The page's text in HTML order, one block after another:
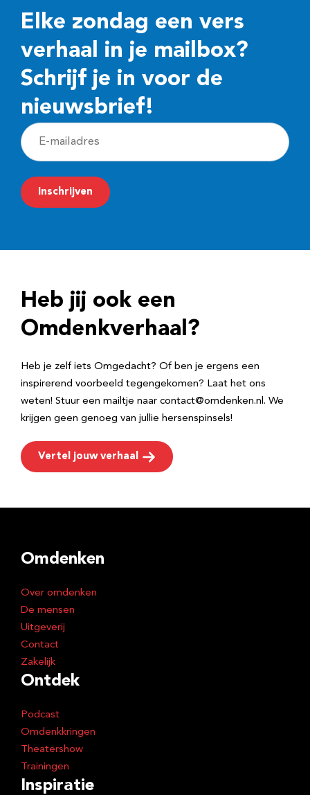
Elke zondag een vers
verhaal in je mailbox?
Schrijf je in voor de
nieuwsbrief!
E
-
m
a
r
e
Inschrijven
Heb jij ook een
Omdenkverhaal?
Heb je zelf iets Omgedacht? Of ben je ergens een
inspirerend voorbeeld tegengekomen? Laat het ons
weten! Stuur een mailtje naar contact@omdenken.nl. We
krijgen geen genoeg van jullie hersenspinsels!
Vertel jouw verhaal
Omdenken
Over omdenken
De mensen
Uitgeverij
Contact
Zakelijk
Ontdek
Podcast
Omdenkkringen
Theatershow
Trainingen
Inspiratie